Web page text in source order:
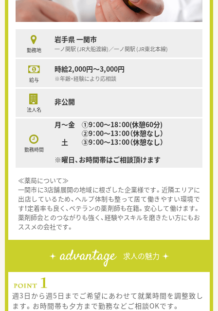
勤務地
岩手県 一関市
一ノ関駅 (JR大船渡線)／一ノ関駅 (JR東北本線)
給与
時給2,000円～3,000円
※年齢・経験により応相談
法人名
非公開
勤務時間
月〜金 ①9：00～18：00(休憩60分)
②9：00～13：00（休憩なし）
土 ③9：00～13：00（休憩なし）
※曜日、お時間帯はご相談頂けます
≪薬局について≫
一関市に3店舗展開の地域に根ざした企業様です。近隣エリアに
出店しているため、ヘルプ体制も整って居て働きやすい環境で
す！定着率も良く、ベテランの薬剤師も在籍。安心して働けます。
薬剤師会とのつながりも強く、経験やスキルを磨きたい方にもお
ススメの会社です。
advantage 求人の魅力
週3日から週5日までご希望にあわせて就業時間を調整致し
ます。お時間帯も夕方まで勤務などご相談OKです。